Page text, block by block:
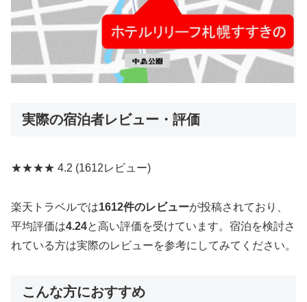
実際の宿泊者レビュー・評価
★★★★ 4.2 (1612レビュー)
楽天トラベルでは1612件のレビューが投稿されており、
平均評価は4.24と高い評価を受けています。宿泊を検討さ
れている方は実際のレビューを参考にしてみてください。
こんな方におすすめ